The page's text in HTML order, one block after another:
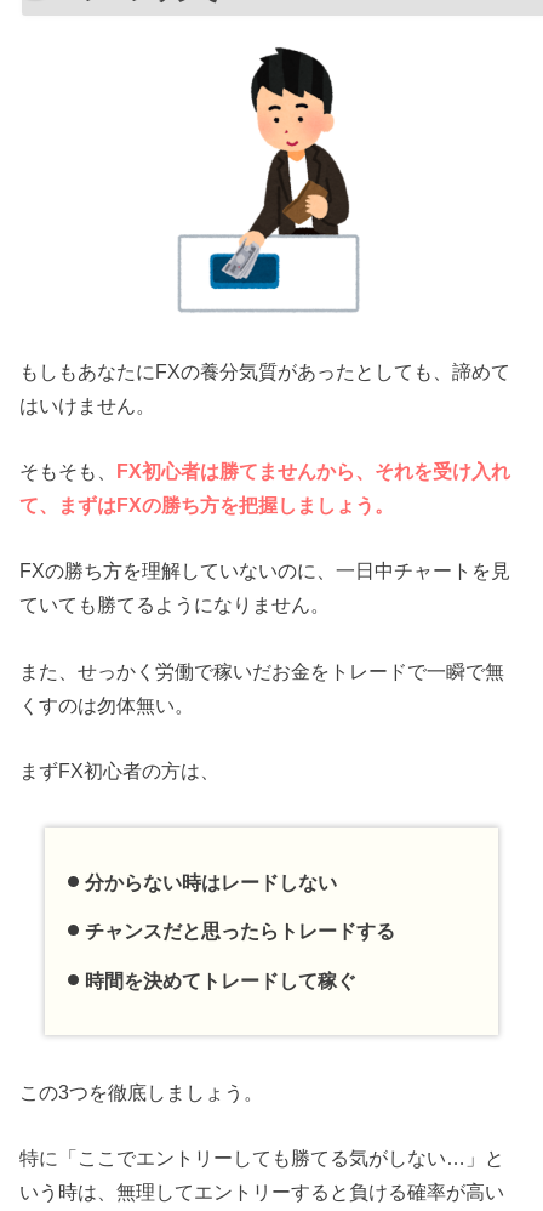
もしもあなたにFXの養分気質があったとしても、諦めて
はいけません。
そもそも、 FX初心者は勝てませんから、それを受け入れ
て、まずはFXの勝ち方を把握しましょう。
FXの勝ち方を理解していないのに、一日中チャートを見
ていても勝てるようになりません。
また、せっかく労働で稼いだお金をトレードで一瞬で無
くすのは勿体無い。
まずFX初心者の方は、
分からない時はレードしない
チャンスだと思ったらトレードする
時間を決めてトレードして稼ぐ
この3つを徹底しましょう。
特に「ここでエントリーしても勝てる気がしない…」と
いう時は、無理してエントリーすると負ける確率が高い